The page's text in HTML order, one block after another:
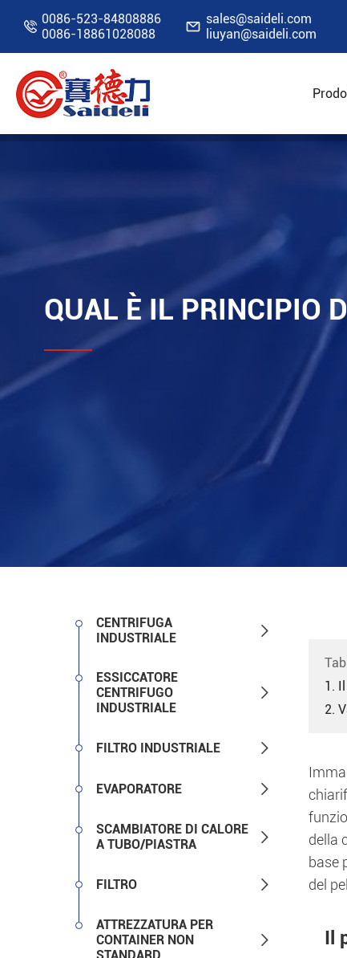
 0086-523-84808886
0086-18861028088
 sales@saideli.com
liuyan@saideli.com
Home Risorse
QUAL È IL PRINCIPIO
CENTRIFUGA
INDUSTRIALE

ESSICCATORE
CENTRIFUGO
INDUSTRIALE

FILTRO INDUSTRIALE 
EVAPORATORE 
SCAMBIATORE DI CALORE
A TUBO/PIASTRA

FILTRO 
ATTREZZATURA PER
CONTAINER NON

1.
2.
della
base
del
Il